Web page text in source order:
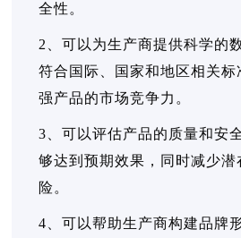
全性。
2、可以为生产商提供科学的
符合国际、国家和地区相关标
强产品的市场竞争力。
3、可以评估产品的质量和安
够达到预期效果，同时减少
险。
4、可以帮助生产商构建品牌